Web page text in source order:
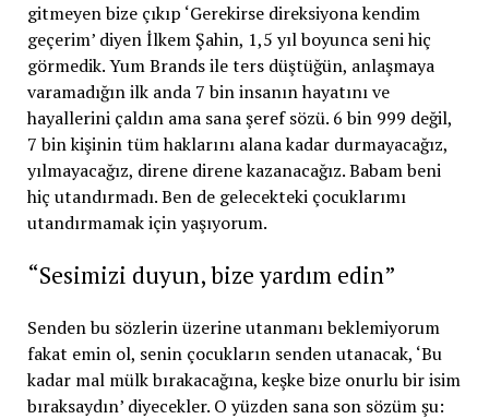
gitmeyen bize çıkıp ‘Gerekirse direksiyona kendim
geçerim’ diyen İlkem Şahin, 1,5 yıl boyunca seni hiç
görmedik. Yum Brands ile ters düştüğün, anlaşmaya
varamadığın ilk anda 7 bin insanın hayatını ve
hayallerini çaldın ama sana şeref sözü. 6 bin 999 değil,
7 bin kişinin tüm haklarını alana kadar durmayacağız,
yılmayacağız, direne direne kazanacağız. Babam beni
hiç utandırmadı. Ben de gelecekteki çocuklarımı
utandırmamak için yaşıyorum.
“Sesimizi duyun, bize yardım edin”
Senden bu sözlerin üzerine utanmanı beklemiyorum
fakat emin ol, senin çocukların senden utanacak, ‘Bu
kadar mal mülk bırakacağına, keşke bize onurlu bir isim
bıraksaydın’ diyecekler. O yüzden sana son sözüm şu: